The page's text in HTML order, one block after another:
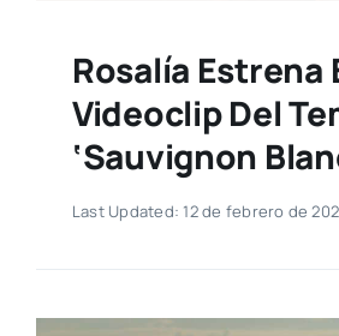
Rosalía Estrena
Videoclip Del
‘Sauvignon
Last Updated: 12 de febrero de